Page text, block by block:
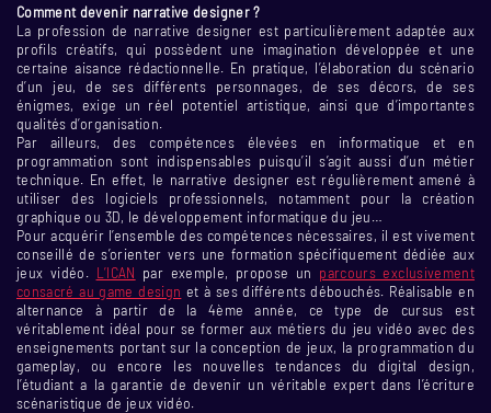
Comment devenir narrative designer ?
La profession de narrative designer est particulièrement adaptée aux
profils créatifs, qui possèdent une imagination développée et une
certaine aisance rédactionnelle. En pratique, l’élaboration du scénario
d’un jeu, de ses différents personnages, de ses décors, de ses
énigmes, exige un réel potentiel artistique, ainsi que d’importantes
qualités d’organisation.
Par ailleurs, des compétences élevées en informatique et en
programmation sont indispensables puisqu’il s’agit aussi d’un métier
technique. En effet, le narrative designer est régulièrement amené à
utiliser des logiciels professionnels, notamment pour la création
graphique ou 3D, le développement informatique du jeu…
Pour acquérir l’ensemble des compétences nécessaires, il est vivement
conseillé de s’orienter vers une formation spécifiquement dédiée aux
jeux vidéo. L’ICAN par exemple, propose un parcours exclusivement
consacré au game design et à ses différents débouchés. Réalisable en
alternance à partir de la 4ème année, ce type de cursus est
véritablement idéal pour se former aux métiers du jeu vidéo avec des
enseignements portant sur la conception de jeux, la programmation du
gameplay, ou encore les nouvelles tendances du digital design,
l’étudiant a la garantie de devenir un véritable expert dans l’écriture
scénaristique de jeux vidéo.